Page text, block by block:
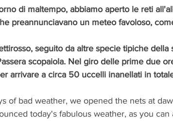
di maltempo, abbiamo aperto le reti
preannunciavano un meteo favoloso,
seguito da altre specie tipiche della
scopaiola. Nel giro delle prime due
arrivare a circa 50 uccelli inanellati in
of bad weather, we opened the nets at
today's fabulous weather, as you can